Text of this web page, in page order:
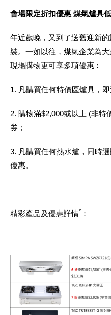
會場限定折扣優惠 煤氣爐具
年近歲晚，又到了送舊迎新
裝。一如以往，煤氣企業為
現場購物更可享多項優惠︰
1. 凡購買任何特價區爐具，
2. 購物滿$2,000或以上 (非特
券；
3. 凡購買任何熱水爐，同時
優惠。
精彩產品及優惠詳情* ：